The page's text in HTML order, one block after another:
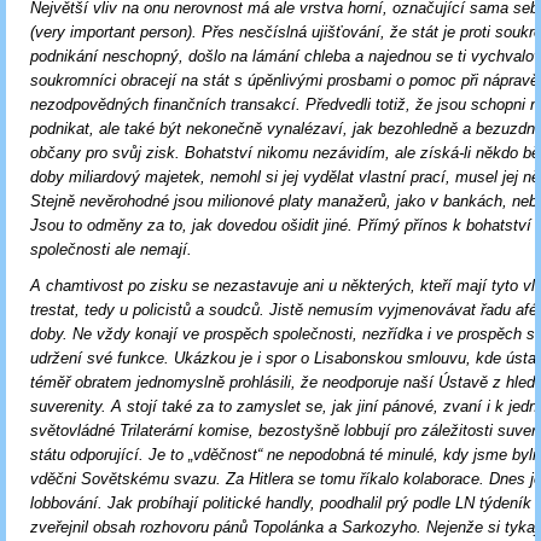
Největší vliv na onu nerovnost má ale vrstva horní, označující sama
(very important person). Přes nesčíslná ujišťování, že stát je proti
podnikání neschopný, došlo na lámání chleba a najednou se ti
soukromníci obracejí na stát s úpěnlivými prosbami o pomoc při
nezodpovědných finančních transakcí. Předvedli totiž, že jsou schopni
podnikat, ale také být nekonečně vynalézaví, jak bezohledně a
občany pro svůj zisk. Bohatství nikomu nezávidím, ale získá-li někdo
doby miliardový majetek, nemohl si jej vydělat vlastní prací, musel jej
Stejně nevěrohodné jsou milionové platy manažerů, jako v bankách,
Jsou to odměny za to, jak dovedou ošidit jiné. Přímý přínos k bohatství
společnosti ale nemají.
A chamtivost po zisku se nezastavuje ani u některých, kteří mají tyto
trestat, tedy u policistů a soudců. Jistě nemusím vyjmenovávat řadu
doby. Ne vždy konají ve prospěch společnosti, nezřídka i ve prospěch
udržení své funkce. Ukázkou je i spor o Lisabonskou smlouvu, kde
téměř obratem jednomyslně prohlásili, že neodporuje naší Ústavě z
suverenity. A stojí také za to zamyslet se, jak jiní pánové, zvaní i k
světovládné Trilaterární komise, bezostyšně lobbují pro záležitosti
státu odporující. Je to „vděčnost“ ne nepodobná té minulé, kdy jsme byli
vděčni Sovětskému svazu. Za Hitlera se tomu říkalo kolaborace. Dnes
lobbování. Jak probíhají politické handly, poodhalil prý podle LN týdeník
zveřejnil obsah rozhovoru pánů Topolánka a Sarkozyho. Nejenže si